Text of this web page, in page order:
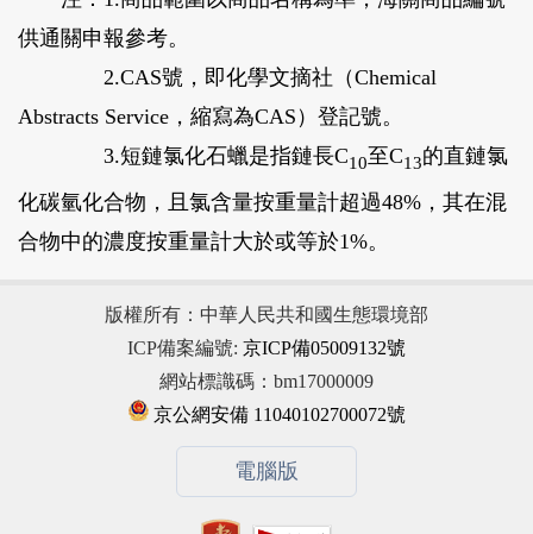
2935300000
2935400000
具有人造蠟特性
不具有人造蠟特性
3824890001
3824999991
短鏈氯化石蠟
供通關申報參考。
2.CAS號，即化學文摘社（Chemical
Abstracts Service，縮寫為CAS）登記號。
3.短鏈氯化石蠟是指鏈長C10至C13的直鏈氯
化碳氫化合物，且氯含量按重量計超過48%，其在混
合物中的濃度按重量計大於或等於1%。
版權所有：中華人民共和國生態環境部
ICP備案編號: 京ICP備05009132號
網站標識碼：bm17000009
京公網安備 11040102700072號
電腦版